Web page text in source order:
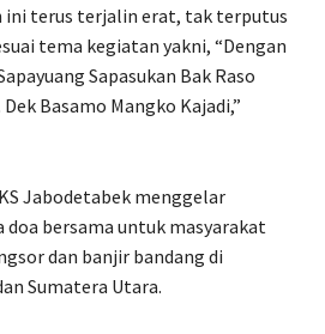
ini terus terjalin erat, tak terputus
tema kegiatan yakni, “Dengan
Sapasukan Bak Raso
Basamo Mangko Kajadi,”
Jabodetabek menggelar
bersama untuk masyarakat
dan banjir bandang di
Sumatera Utara.